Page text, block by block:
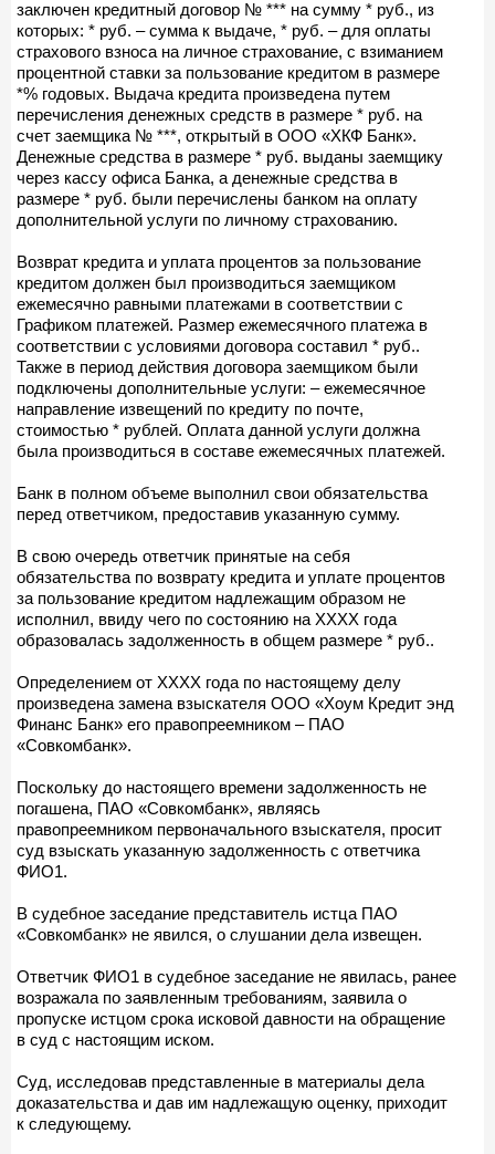
заключен кредитный договор № *** на сумму * руб., из
которых: * руб. – сумма к выдаче, * руб. – для оплаты
страхового взноса на личное страхование, с взиманием
процентной ставки за пользование кредитом в размере
*% годовых. Выдача кредита произведена путем
перечисления денежных средств в размере * руб. на
счет заемщика № ***, открытый в ООО «ХКФ Банк».
Денежные средства в размере * руб. выданы заемщику
через кассу офиса Банка, а денежные средства в
размере * руб. были перечислены банком на оплату
дополнительной услуги по личному страхованию.
Возврат кредита и уплата процентов за пользование
кредитом должен был производиться заемщиком
ежемесячно равными платежами в соответствии с
Графиком платежей. Размер ежемесячного платежа в
соответствии с условиями договора составил * руб..
Также в период действия договора заемщиком были
подключены дополнительные услуги: – ежемесячное
направление извещений по кредиту по почте,
стоимостью * рублей. Оплата данной услуги должна
была производиться в составе ежемесячных платежей.
Банк в полном объеме выполнил свои обязательства
перед ответчиком, предоставив указанную сумму.
В свою очередь ответчик принятые на себя
обязательства по возврату кредита и уплате процентов
за пользование кредитом надлежащим образом не
исполнил, ввиду чего по состоянию на ХХХХ года
образовалась задолженность в общем размере * руб..
Определением от ХХХХ года по настоящему делу
произведена замена взыскателя ООО «Хоум Кредит энд
Финанс Банк» его правопреемником – ПАО
«Совкомбанк».
Поскольку до настоящего времени задолженность не
погашена, ПАО «Совкомбанк», являясь
правопреемником первоначального взыскателя, просит
суд взыскать указанную задолженность с ответчика
ФИО1.
В судебное заседание представитель истца ПАО
«Совкомбанк» не явился, о слушании дела извещен.
Ответчик ФИО1 в судебное заседание не явилась, ранее
возражала по заявленным требованиям, заявила о
пропуске истцом срока исковой давности на обращение
в суд с настоящим иском.
Суд, исследовав представленные в материалы дела
доказательства и дав им надлежащую оценку, приходит
к следующему.